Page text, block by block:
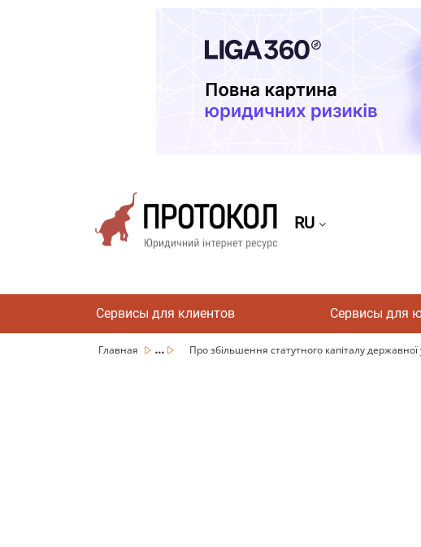
RU
Сервисы для клиентов Сервисы для
Главная ... Про збільшення статутного капіталу державної